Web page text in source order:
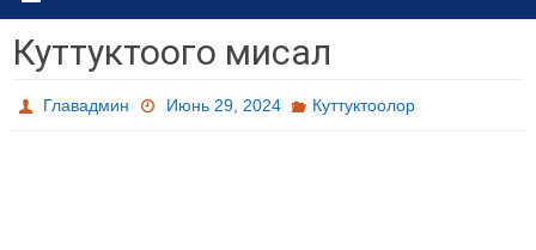
Куттуктоого мисал
Главадмин Июнь 29, 2024 Куттуктоолор